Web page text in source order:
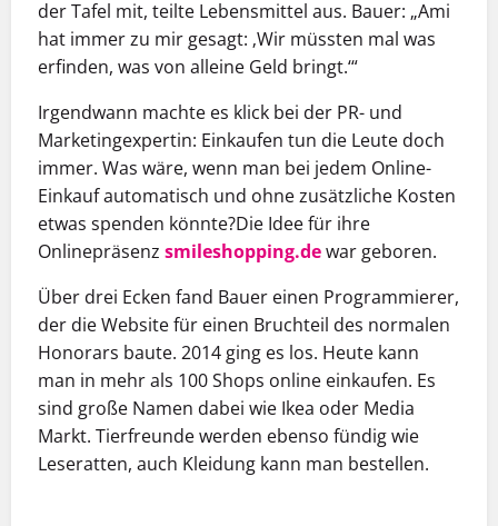
der Tafel mit, teilte Lebensmittel aus. Bauer: „Ami
hat immer zu mir gesagt: ‚Wir müssten mal was
erfinden, was von alleine Geld bringt.‘“
Irgendwann machte es klick bei der PR- und
Marketingexpertin: Einkaufen tun die Leute doch
immer. Was wäre, wenn man bei jedem Online-
Einkauf automatisch und ohne zusätzliche Kosten
etwas spenden könnte?Die Idee für ihre
Onlinepräsenz smileshopping.dewar geboren.
Über drei Ecken fand Bauer einen Programmierer,
der die Website für einen Bruchteil des normalen
Honorars baute. 2014 ging es los. Heute kann
man in mehr als 100 Shops online einkaufen. Es
sind große Namen dabei wie Ikea oder Media
Markt. Tierfreunde werden ebenso fündig wie
Leseratten, auch Kleidung kann man bestellen.